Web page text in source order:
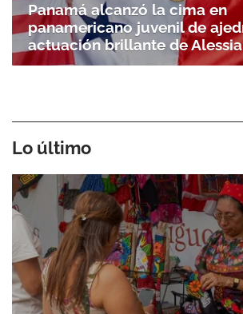
Panamá alcanzó la cima en
panamericano juvenil de
actuación brillante de
Lo último